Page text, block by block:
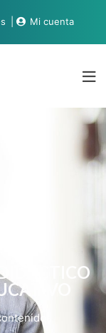
Mi cuenta